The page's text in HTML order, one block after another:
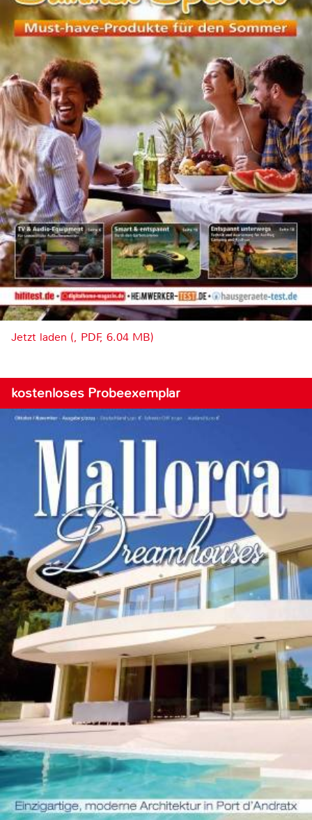
Jetzt laden (, PDF, 6.04 MB)
kostenloses Probeexemplar